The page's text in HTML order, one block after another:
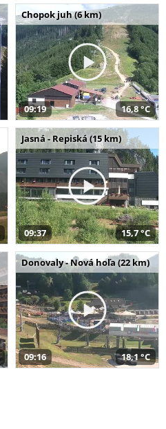
Chopok juh (6 km)
09:19 16,8 °C
Jasná - Repiská (15 km)
09:37 15,7 °C
Donovaly - Nová hoľa (22 km)
09:16 18,1 °C